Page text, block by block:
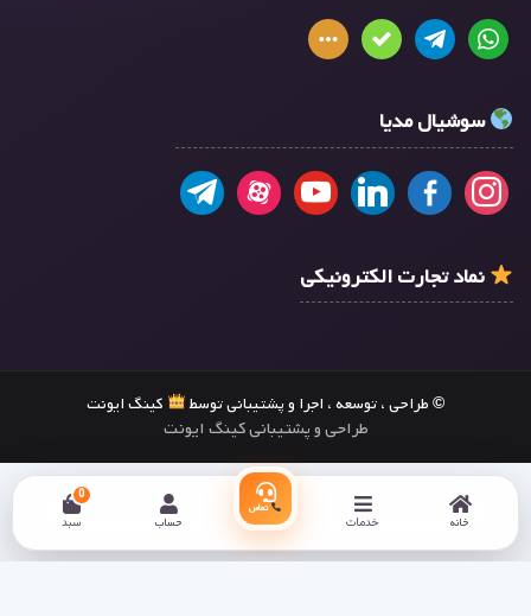
خانه خدمات
تماس
حساب سبد
0
سوشیال مدیا
نماد تجارت الکترونیکی
© طراحی ، توسعه ، اجرا و پشتیبانی توسط کینگ ایونت
طراحی و پشتیبانی کینگ ایونت